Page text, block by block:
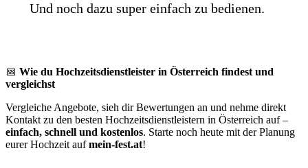
Und noch dazu super einfach zu bedienen.
📅 Wie du Hochzeitsdienstleister in Österreich findest und
vergleichst
Vergleiche Angebote, sieh dir Bewertungen an und nehme direkt
Kontakt zu den besten Hochzeitsdienstleistern in Österreich auf –
einfach, schnell und kostenlos. Starte noch heute mit der Planung
eurer Hochzeit aufmein-fest.at!